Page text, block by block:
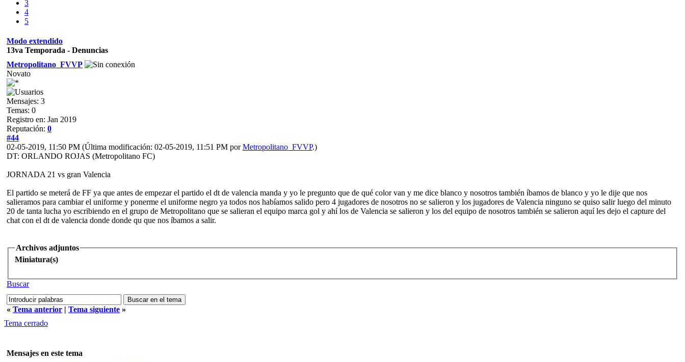
3
4
5
Modo extendido
13va Temporada - Denuncias
Metropolitano_FVVP
Novato
Mensajes: 3
Temas: 0
Registro en: Jan 2019
Reputación: 0
#44
02-05-2019, 11:50 PM (Última modificación: 02-05-2019, 11:51 PM porMetropolitano_FVVP.)
DT: ORLANDO ROJAS (Metropolitano FC)
JORNADA 21 vs gran Valencia
El partido se meterá de FF ya que antes de empezar el partido el dt de valencia manda y yo le pregunto que de qué color van y me dice blanco y nosotros también íbamos de blanco y yo le dije que nos
salieramos para cambiar el uniforme y ponerme el uniforme negro ya todos nos habíamos salido pero 4 jugadores de nosotros no se salieron y los jugadores de Valencia ninguno se quiso salir luego del minuto
20 de tanta lucha yo escribiendo en el grupo de Metropolitano que se salieran el equipo marca gol y ahí los de Valencia se salieron y los del equipo de nosotros también se salieron aquí les dejo el capture del
chat con el dt de valencia donde donde qu que nos íbamos a salir.
Archivos adjuntos
Miniatura(s)
Buscar
« Tema anterior | Tema siguiente »
Tema cerrado
Mensajes en este tema